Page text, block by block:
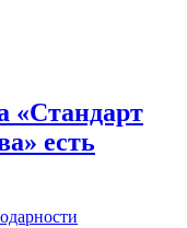
«Стандарт
есть